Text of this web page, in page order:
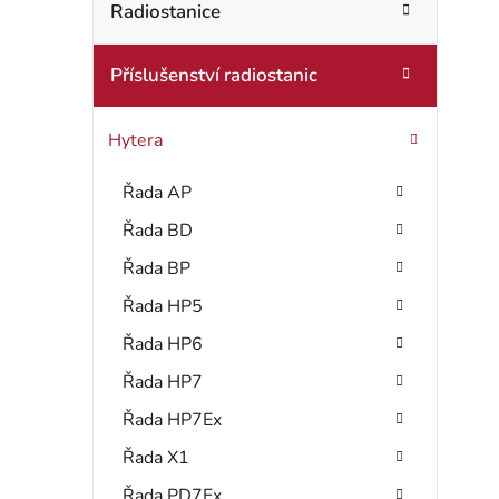
r
a
n
r
e
Radiostanice
Příslušenství radiostanic
Hytera
Řada AP
Řada BD
Řada BP
Řada HP5
Řada HP6
Řada HP7
Řada HP7Ex
Řada X1